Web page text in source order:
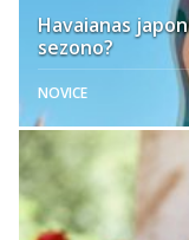
Havaianas
sezono?
NOVICE